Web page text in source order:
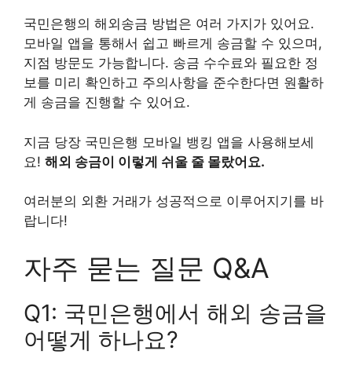
국민은행의 해외송금 방법은 여러 가지가 있어요.
모바일 앱을 통해서 쉽고 빠르게 송금할 수 있으며,
지점 방문도 가능합니다. 송금 수수료와 필요한 정
보를 미리 확인하고 주의사항을 준수한다면 원활하
게 송금을 진행할 수 있어요.
지금 당장 국민은행 모바일 뱅킹 앱을 사용해보세
요! 해외 송금이 이렇게 쉬울 줄 몰랐어요.
여러분의 외환 거래가 성공적으로 이루어지기를 바
랍니다!
자주 묻는 질문 Q&A
Q1: 국민은행에서 해외 송금을
어떻게 하나요?